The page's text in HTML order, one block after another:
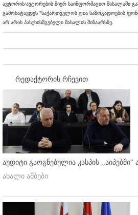
ავტორის/ავტორების მიერ საინფორმაციო მასალაში
გამოხატავდეს "საქართველოს ღია საზოგადოების
არ არის პასუხისმგებელი მასალის შინაარსზე.
რედაქტორის რჩევით
აუდიტი გაოგნებულია კასპის
ახალი ამბები